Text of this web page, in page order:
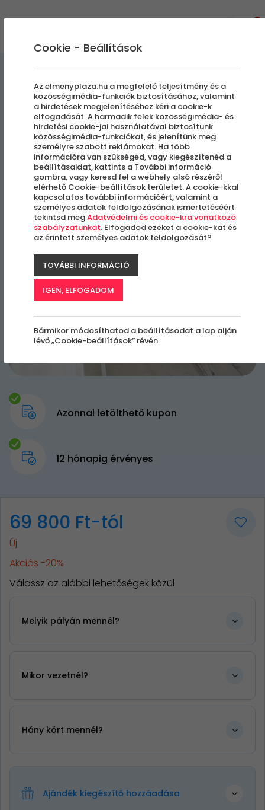
Izomautó Vezetés
Shelby Cobra Pack | Amcsi
Legendák egy Csomagban
Több Helyszín
-20%
Azonnal letölthető kupon
12 hónapig érvényes
69 800 Ft-tól
Új
Akciós -20%
Válassz az alábbi lehetőségek közül
Melyik pályán mennél?
Mikor vezetnél?
Hány kört mennél?
Ajándék kiegészítő hozzáadása
Cookie - Beállítások
Az elmenyplaza.hu a megfelelő teljesítmény és a
közösségimédia-funkciók biztosításához, valamint
a hirdetések megjelenítéséhez kéri a cookie-k
elfogadását. A harmadik felek közösségimédia- és
hirdetési cookie-jai használatával biztosítunk
közösségimédia-funkciókat, és jelenítünk meg
személyre szabott reklámokat. Ha több
információra van szükséged, vagy kiegészítenéd a
beállításaidat, kattints a További információ
gombra, vagy keresd fel a webhely alsó részéről
elérhető Cookie-beállítások területet. A cookie-kkal
kapcsolatos további információért, valamint a
személyes adatok feldolgozásának ismertetéséért
tekintsd megAdatvédelmi és cookie-kra vonatkozó
szabályzatunkat. Elfogadod ezeket a cookie-kat és
az érintett személyes adatok feldolgozását?
TOVÁBBI INFORMÁCIÓ
IGEN, ELFOGADOM
Bármikor módosíthatod a beállításodat a lap alján
lévő „Cookie-beállítások” révén.